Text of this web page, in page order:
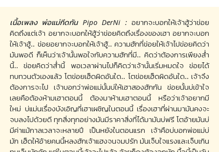
เนื้อเพลง พ่อแม่กีดกัน Pipo DerNi : อยากจะบอกให้เจ้าฮู้ว่าข่อย
คิดถึงแต่เจ้า อยากจะบอกให้ฮู้ว่าข่อยคิดถึงเรื่องของเฮา อยากจะบอก
ให้เจ้าฮู้.. ข่อยอยากจะบอกให้เจ้าฮู้.. ความฮักที่ข่อยให้เจ้าไปข่อยคิดว่า
มันพอดี ก็เห็นว่าเจ้านั้นพอใจกับความฮักที่มี.. คิดว่าต้องการเพียงส่ำ
นี้.. ข่อยคิดว่าส่ำนี้ พอเวลาผ่านไปก็คิดว่าเจ้านั้นเริ่มหมดใจ ข่อยได้
ทบทวนตัวเองแล้ว โตข่อยเฮ็ดผิดอันใด.. โตข่อยเฮ็ดผิดอันใด.. เจ้าจึง
ต้องการจะไป เจ้าบอกว่าพ่อแม่นั้นบ่ให้เฮาสองฮักกัน ข่อยนั้นบ่เข้าใจ
เลยคือต้องห้ามเฮาตอนนี้ ต้องมาห้ามเฮาตอนนี้ หรือว่าเจ้าอยากมี
ใหม่ บ่แม่นเรื่องบังเอิญที่เฮาเผชิญในตอนนี้ เรื่องเฮาที่ผ่านมามันคงจะ
จบลงไปด้วยดี ทุกสิ่งทุกอย่างมันมีราคาสิ่งที่ได้มามันบ่ฟรี โตอ้ายมันบ่
มีค่าแม้กาลเวลาจะหลายปี เป็นหยังในตอนแรก เจ้าคือบ่บอกพ่อแม่บ่
มัก เฮ็ดให้อ้ายคนนี้หลงฮักเจ้าแฮงจนจมปรัก มันเจ็บใจแรงและเจ็บเกิน